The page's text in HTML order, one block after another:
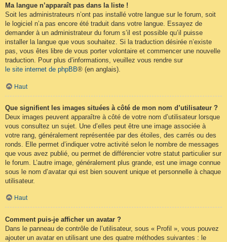
Ma langue n’apparaît pas dans la liste !
Soit les administrateurs n’ont pas installé votre langue sur le forum, soit
le logiciel n’a pas encore été traduit dans votre langue. Essayez de
demander à un administrateur du forum s’il est possible qu’il puisse
installer la langue que vous souhaitez. Si la traduction désirée n’existe
pas, vous êtes libre de vous porter volontaire et commencer une nouvelle
traduction. Pour plus d’informations, veuillez vous rendre sur
le site internet de phpBB® (en anglais).
Haut
Que signifient les images situées à côté de mon nom d’utilisateur ?
Deux images peuvent apparaître à côté de votre nom d’utilisateur lorsque
vous consultez un sujet. Une d’elles peut être une image associée à
votre rang, généralement représentée par des étoiles, des carrés ou des
ronds. Elle permet d’indiquer votre activité selon le nombre de messages
que vous avez publié, ou permet de différencier votre statut particulier sur
le forum. L’autre image, généralement plus grande, est une image connue
sous le nom d’avatar qui est bien souvent unique et personnelle à chaque
utilisateur.
Haut
Comment puis-je afficher un avatar ?
Dans le panneau de contrôle de l’utilisateur, sous « Profil », vous pouvez
ajouter un avatar en utilisant une des quatre méthodes suivantes : le